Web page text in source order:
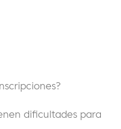
dificultades para